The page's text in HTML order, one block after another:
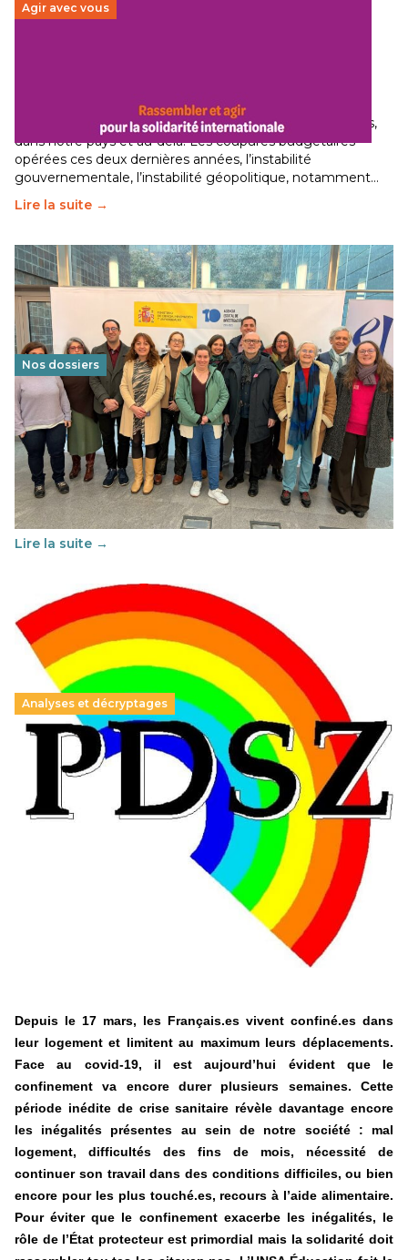
Agir avec vous
Le secteur humanitaire connaît des difficultés profondes,
dans notre pays et au-delà. Les coupures budgétaires
opérées ces deux dernières années, l’instabilité
gouvernementale, l’instabilité géopolitique, notamment…
Lire la suite →
Nos dossiers
Éducation au vivre-ensemble : un échange croisé
franco-espagnol pour changer d’approche
29 juin 2026-National
Cette année, l'UNSA Éducation a mené un projet Erasmus
soutenu par l'union Européenne et centré sur l'éducation
au vivre-ensemble : quelles différences entre la France…
Lire la suite →
Analyses et décryptages
Hongrie : du changement pour les politiques
éducatives, aussi !
25 juin 2026
En Hongrie, le conservateur Peter Magyar et son parti
Tisza "Respect et liberté" ont remporté une large victoire,
contre le premier ministre sortant, Viktor Orban,…
Depuis le 17 mars, les Français.es vivent confiné.es dans
leur logement et limitent au maximum leurs déplacements.
Face au covid-19, il est aujourd’hui évident que le
confinement va encore durer plusieurs semaines. Cette
période inédite de crise sanitaire révèle davantage encore
les inégalités présentes au sein de notre société : mal
logement, difficultés des fins de mois, nécessité de
continuer son travail dans des conditions difficiles, ou bien
encore pour les plus touché.es, recours à l’aide alimentaire.
Pour éviter que le confinement exacerbe les inégalités, le
rôle de l’État protecteur est primordial mais la solidarité doit